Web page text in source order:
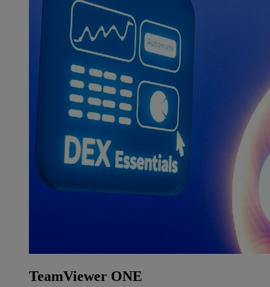
TeamViewer ONE